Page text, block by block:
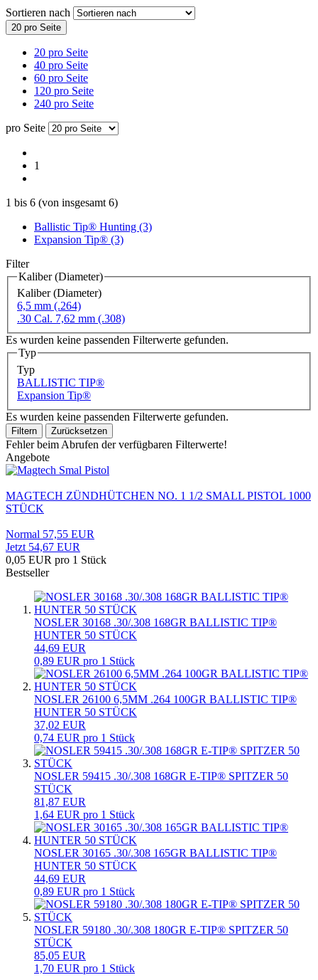
Sortieren nach
20 pro Seite
20 pro Seite
40 pro Seite
60 pro Seite
120 pro Seite
240 pro Seite
pro Seite
1
1 bis 6 (von insgesamt 6)
Ballistic Tip® Hunting (3)
Expansion Tip® (3)
Filter
Kaliber (Diameter)
Kaliber (Diameter)
6,5 mm (.264)
.30 Cal. 7,62 mm (.308)
Es wurden keine passenden Filterwerte gefunden.
Typ
Typ
BALLISTIC TIP®
Expansion Tip®
Es wurden keine passenden Filterwerte gefunden.
Filtern Zurücksetzen
Fehler beim Abrufen der verfügbaren Filterwerte!
Angebote
MAGTECH ZÜNDHÜTCHEN NO. 1 1/2 SMALL PISTOL 1000
STÜCK
Normal 57,55 EUR
Jetzt 54,67 EUR
0,05 EUR pro 1 Stück
Bestseller
NOSLER 30168 .30/.308 168GR BALLISTIC TIP®
HUNTER 50 STÜCK
44,69 EUR
0,89 EUR pro 1 Stück
NOSLER 26100 6,5MM .264 100GR BALLISTIC TIP®
HUNTER 50 STÜCK
37,02 EUR
0,74 EUR pro 1 Stück
NOSLER 59415 .30/.308 168GR E-TIP® SPITZER 50
STÜCK
81,87 EUR
1,64 EUR pro 1 Stück
NOSLER 30165 .30/.308 165GR BALLISTIC TIP®
HUNTER 50 STÜCK
44,69 EUR
0,89 EUR pro 1 Stück
NOSLER 59180 .30/.308 180GR E-TIP® SPITZER 50
STÜCK
85,05 EUR
1,70 EUR pro 1 Stück